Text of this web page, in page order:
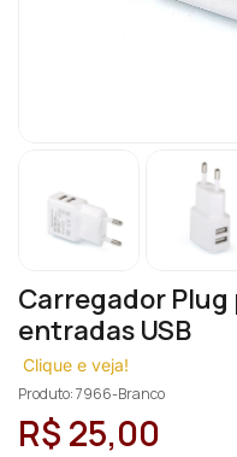
Carregador Plug
entradas USB
Clique e veja!
Produto: 7966-Branco
R$ 25,00